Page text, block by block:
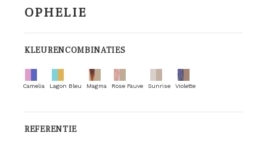
OPHELIE
KLEURENCOMBINATIES
Camelia Lagon Bleu Magma Rose Fauve Sunrise Violette
REFERENTIE